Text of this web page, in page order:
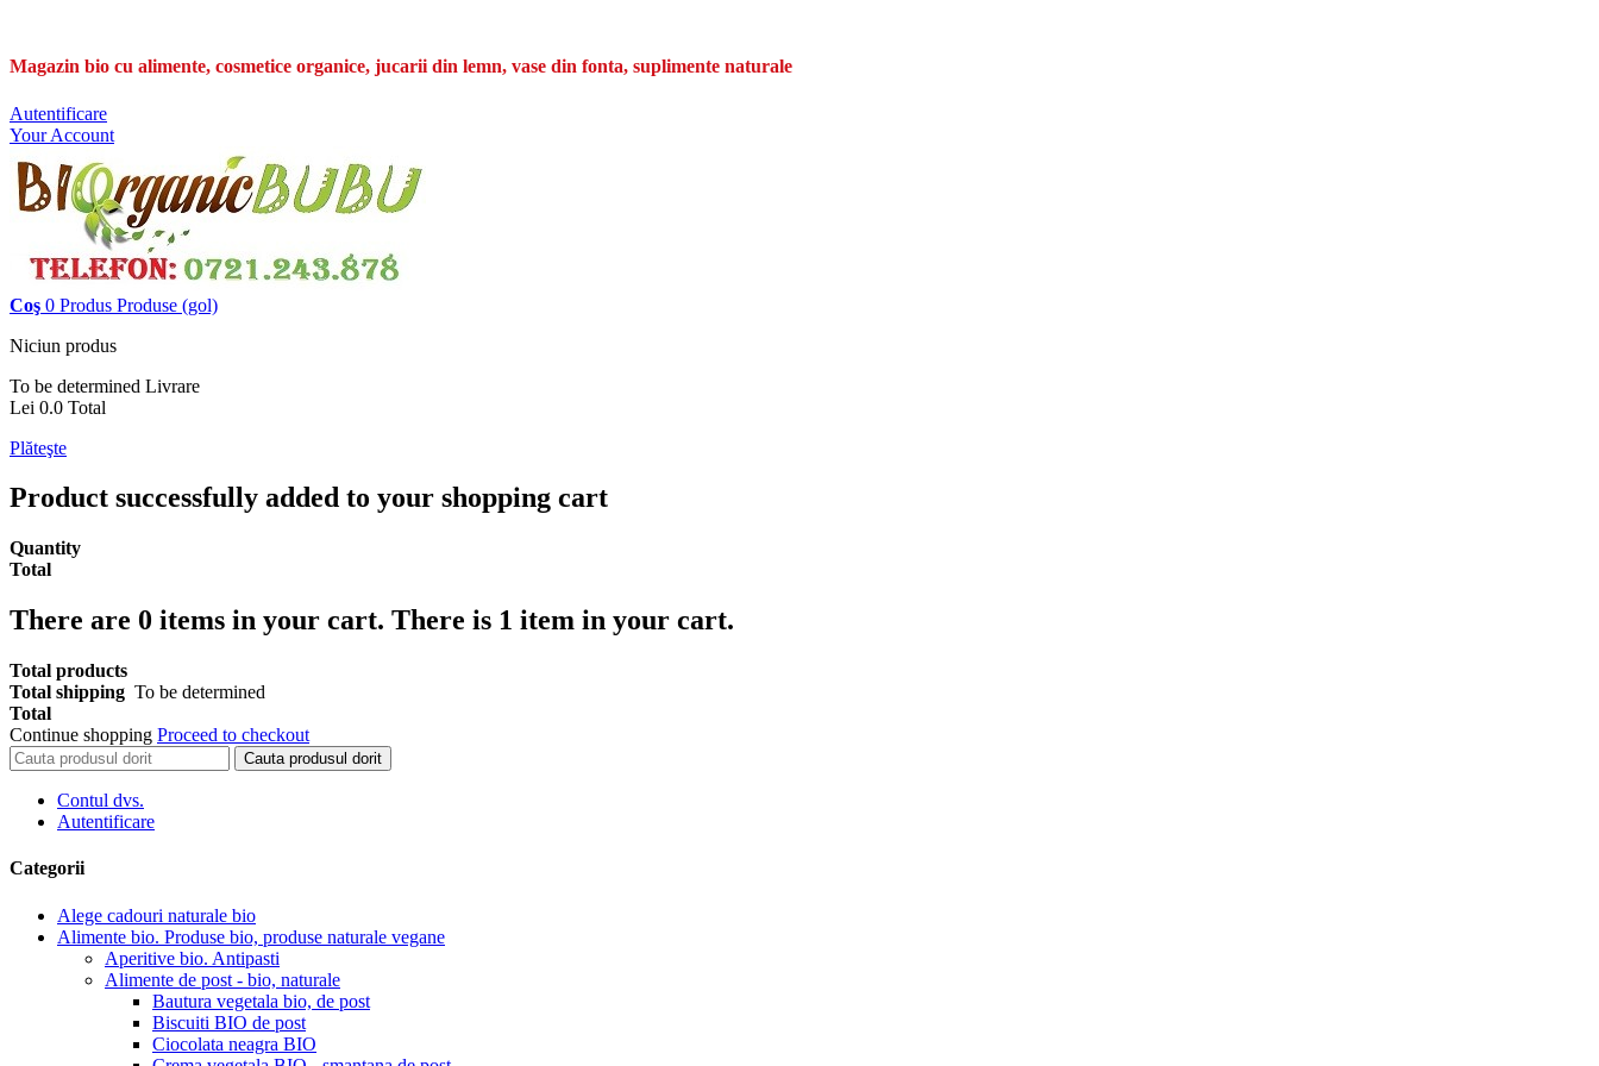
Magazin bio cu alimente, cosmetice organice, jucarii din lemn, vase din fonta, suplimente naturale
Autentificare
Your Account
Coş 0 Produs Produse (gol)
Niciun produs
To be determined Livrare
Lei 0.0 Total
Plăteşte
Product successfully added to your shopping cart
Quantity
Total
There are 0 items in your cart. There is 1 item in your cart.
Total products
Total shipping To be determined
Total
Continue shopping Proceed to checkout
Cauta produsul dorit
Contul dvs.
Autentificare
Categorii
Alege cadouri naturale bio
Alimente bio. Produse bio, produse naturale vegane
Aperitive bio. Antipasti
Alimente de post - bio, naturale
Bautura vegetala bio, de post
Biscuiti BIO de post
Ciocolata neagra BIO